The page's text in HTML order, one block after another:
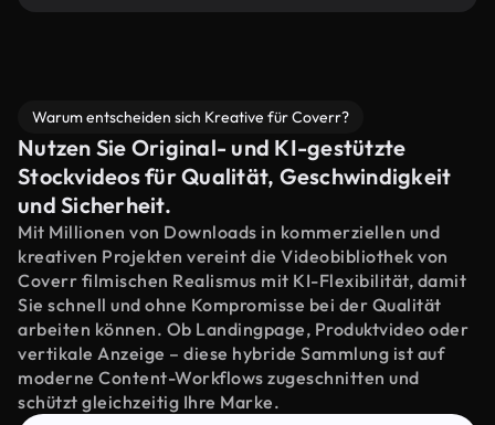
Warum entscheiden sich Kreative für Coverr?
Nutzen Sie Original- und KI-gestützte
Stockvideos für Qualität, Geschwindigkeit
und Sicherheit.
Mit Millionen von Downloads in kommerziellen und
kreativen Projekten vereint die Videobibliothek von
Coverr filmischen Realismus mit KI-Flexibilität, damit
Sie schnell und ohne Kompromisse bei der Qualität
arbeiten können. Ob Landingpage, Produktvideo oder
vertikale Anzeige – diese hybride Sammlung ist auf
moderne Content-Workflows zugeschnitten und
schützt gleichzeitig Ihre Marke.